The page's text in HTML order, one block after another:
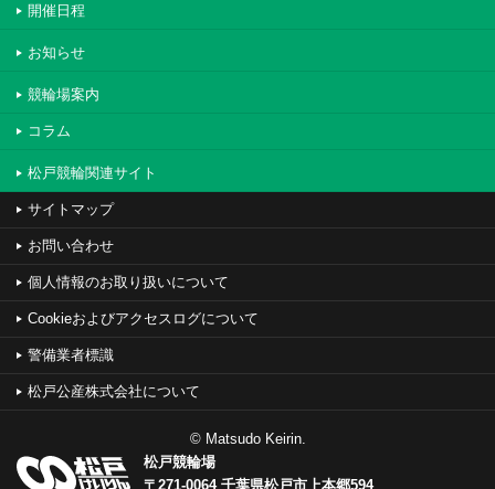
開催日程
お知らせ
競輪場案内
コラム
松戸競輪関連サイト
サイトマップ
お問い合わせ
個人情報のお取り扱いについて
Cookieおよびアクセスログについて
警備業者標識
松戸公産株式会社について
© Matsudo Keirin.
松戸競輪場
〒271-0064 千葉県松戸市上本郷594